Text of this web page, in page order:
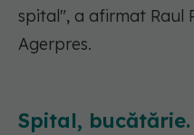
spital", a afirmat Raul
Agerpres.
Spital,